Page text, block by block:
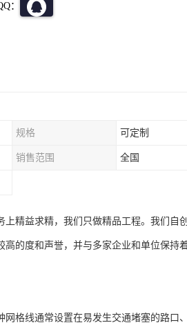
：
规格 可定制
销售范围 全国
精益求精，我们只做精品工程。我们自
的度和声誉，并与多家企业和单位保持
格线通常设置在易发生交通堵塞的路口